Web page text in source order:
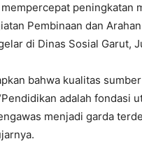
peningkatan
Pembinaan dan
di Dinas Sosial Garut,
bahwa kualitas
adalah fondasi
menjadi garda